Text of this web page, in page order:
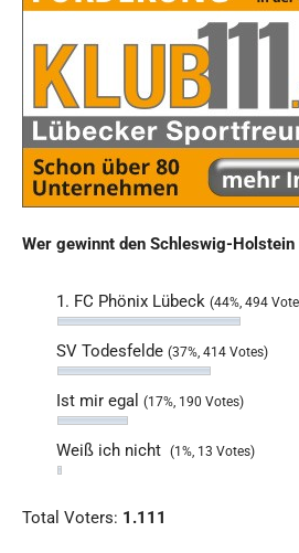
Wer gewinnt den Schleswig-Holstein
1. FC Phönix Lübeck (44%, 494
SV Todesfelde (37%, 414 Votes)
Ist mir egal (17%, 190 Votes)
Weiß ich nicht (1%, 13 Votes)
Total Voters: 1.111